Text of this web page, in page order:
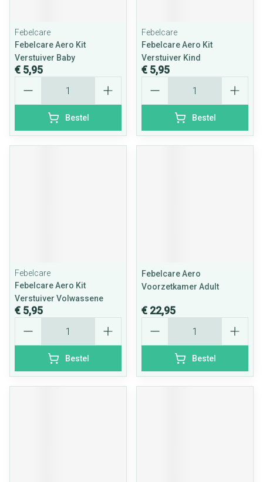
Febelcare
Febelcare Aero Kit
Verstuiver Baby
€ 5,95
Bestel
Febelcare
Febelcare Aero Kit
Verstuiver Kind
€ 5,95
Bestel
Febelcare
Febelcare Aero Kit
Verstuiver Volwassene
€ 5,95
Bestel
Febelcare Aero
Voorzetkamer Adult
€ 22,95
Bestel